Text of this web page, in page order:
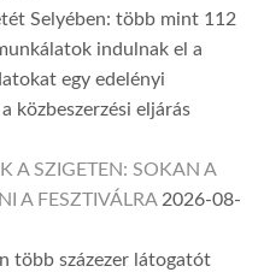
Selyében: több mint 112
indulnak el a
egy edelényi
közbeszerzési eljárás
A SZIGETEN: SOKAN A
A FESZTIVÁLRA 2026-08-
több százezer látogatót